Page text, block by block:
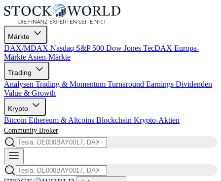
Märkte
DAX/MDAX Nasdaq S&P 500 Dow Jones TecDAX Europa-
Märkte Asien-Märkte
Trading
Analysen Trading & Momentum Turnaround Earnings Dividenden
Value & Growth
Krypto
Bitcoin Ethereum & Altcoins Blockchain Krypto-Aktien
Community Broker